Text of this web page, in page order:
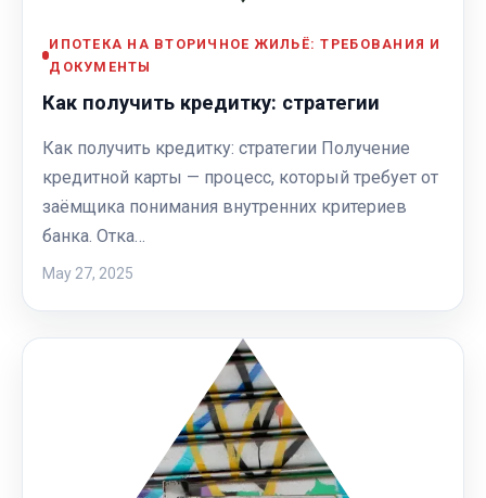
ИПОТЕКА НА ВТОРИЧНОЕ ЖИЛЬЁ: ТРЕБОВАНИЯ И
ДОКУМЕНТЫ
Как получить кредитку: стратегии
Как получить кредитку: стратегии Получение
кредитной карты — процесс, который требует от
заёмщика понимания внутренних критериев
банка. Отка…
May 27, 2025